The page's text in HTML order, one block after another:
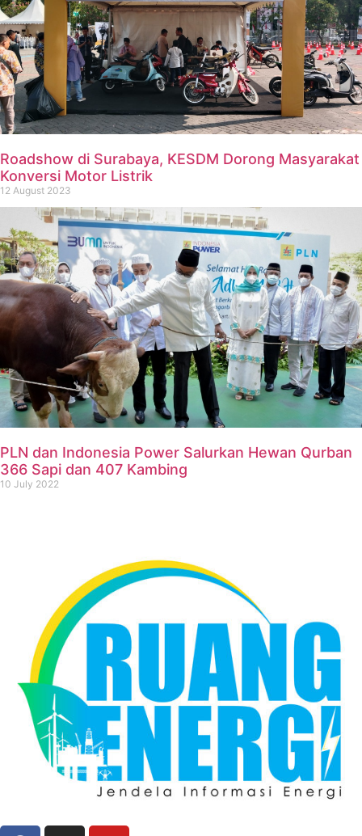
Roadshow di Surabaya, KESDM Dorong Masyarakat
Konversi Motor Listrik
12 August 2023
PLN dan Indonesia Power Salurkan Hewan Qurban
366 Sapi dan 407 Kambing
10 July 2022